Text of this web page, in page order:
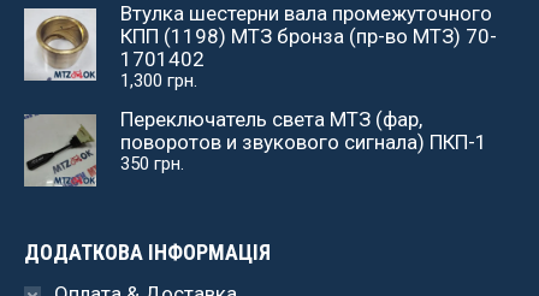
Втулка шестерни вала промежуточного
КПП (1198) МТЗ бронза (пр-во МТЗ) 70-
1701402
1,300 грн.
Переключатель света МТЗ (фар,
поворотов и звукового сигнала) ПКП-1
350 грн.
ДОДАТКОВА ІНФОРМАЦІЯ